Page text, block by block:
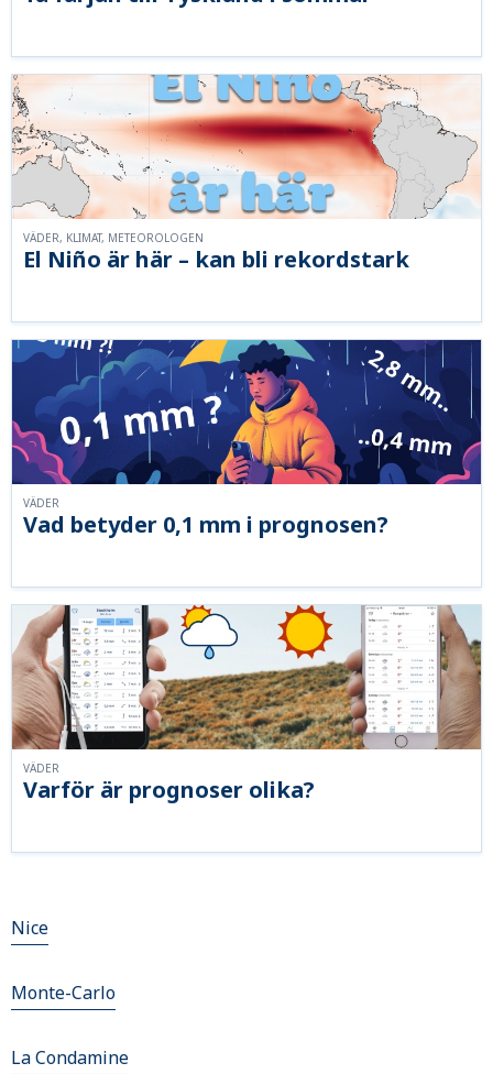
El Niño är här – kan bli rekordstark
VÄDER, KLIMAT, METEOROLOGEN
Vad betyder 0,1 mm i prognosen?
VÄDER
Varför är prognoser olika?
VÄDER
Nice
Monte-Carlo
La Condamine